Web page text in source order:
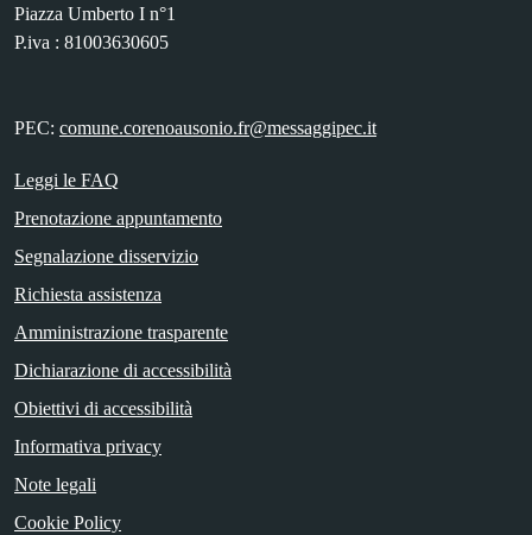
Piazza Umberto I n°1
P.iva : 81003630605
PEC: comune.corenoausonio.fr@messaggipec.it
Leggi le FAQ
Prenotazione appuntamento
Segnalazione disservizio
Richiesta assistenza
Amministrazione trasparente
Dichiarazione di accessibilità
Obiettivi di accessibilità
Informativa privacy
Note legali
Cookie Policy